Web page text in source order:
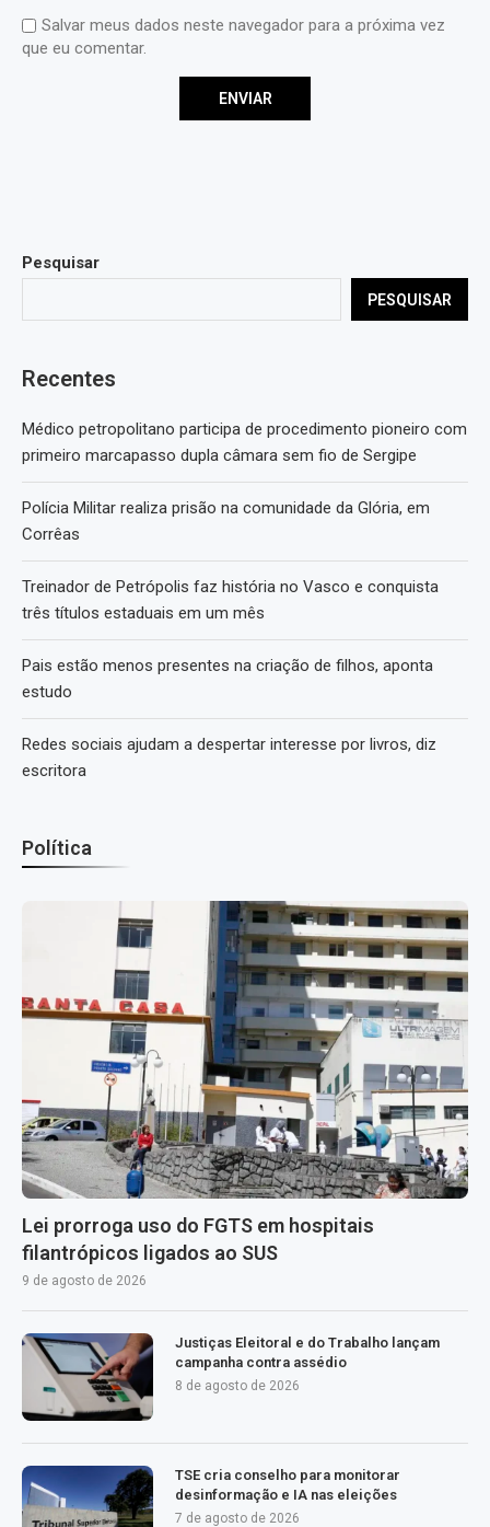
Salvar meus dados neste navegador para a próxima vez
que eu comentar.
Pesquisar
PESQUISAR
Recentes
Médico petropolitano participa de procedimento pioneiro com
primeiro marcapasso dupla câmara sem fio de Sergipe
Polícia Militar realiza prisão na comunidade da Glória, em
Corrêas
Treinador de Petrópolis faz história no Vasco e conquista
três títulos estaduais em um mês
Pais estão menos presentes na criação de filhos, aponta
estudo
Redes sociais ajudam a despertar interesse por livros, diz
escritora
Política
Lei prorroga uso do FGTS em hospitais
filantrópicos ligados ao SUS
9 de agosto de 2026
Justiças Eleitoral e do Trabalho lançam
campanha contra assédio
8 de agosto de 2026
TSE cria conselho para monitorar
desinformação e IA nas eleições
7 de agosto de 2026